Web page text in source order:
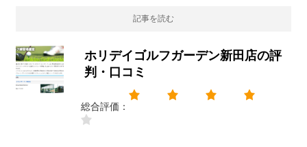
記事を読む
ホリデイゴルフガーデン新田店の評
判・口コミ
総合評価：